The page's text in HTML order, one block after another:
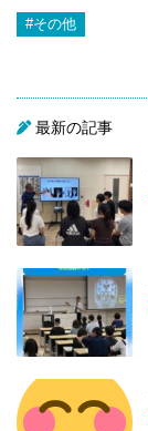
#その他
最新の記事